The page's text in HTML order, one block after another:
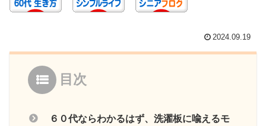
2024.09.19
目次
６０代ならわかるはず、洗濯板に喩えるモ